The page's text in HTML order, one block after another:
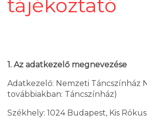
tájékoztató
1. Az adatkezelő megnevezése
Adatkezelő: Nemzeti Táncszínház
továbbiakban: Táncszínház)
Székhely: 1024 Budapest, Kis